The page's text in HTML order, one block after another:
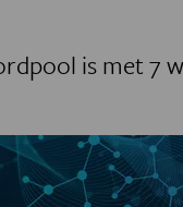
is met 7